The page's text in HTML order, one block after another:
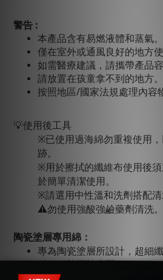
警告 :
本產品含有易燃液體和蒸氣。
僅在室外或通風良好的地方使
如需醫療建議，請攜帶產品容
請放置在孩童拿不到的地方。
按照地區/國家法規處理內容
💡使用後工具
※已使用過海綿勿重複使用
跡。
※用於擦拭的纖維布使用後
於簡單清潔使用。
※請選用中性溫和洗劑搭配清
⚠️勿使用強酸強鹼藥劑清洗。
陶瓷塗層專用綿：
專為陶瓷塗層所設計，超細
並細緻施工於表面。